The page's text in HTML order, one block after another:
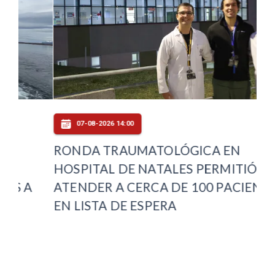
07-08-2026 14:00
RONDA TRAUMATOLÓGICA EN
HOSPITAL DE NATALES PERMITIÓ
ATENDER A CERCA DE 100 PACIENTES
EN LISTA DE ESPERA